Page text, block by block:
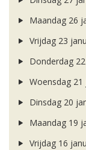
Maandag 26
Vrijdag 23
Donderdag
Woensdag 21
Dinsdag 20
Maandag 19
Vrijdag 16